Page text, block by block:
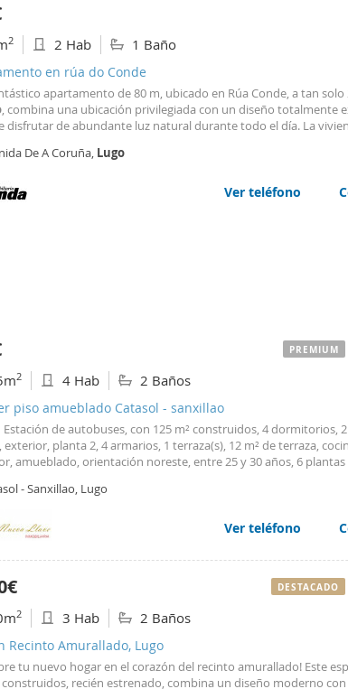
2 2 Hab 1 Baño
en rúa do Conde
apartamento de 80 m, ubicado en Rúa Conde, a tan
, combina una ubicación privilegiada con un diseño totalmente
disfrutar de abundante luz natural durante todo el día. La
uno equipado con ducha
De A Coruña, Lugo
Ver teléfono
2 4 Hab 2 Baños
piso amueblado Catasol - sanxillao
Estación de autobuses, con 125 m² construidos, 4 dormitorios,
exterior, planta 2, 4 armarios, 1 terraza(s), 12 m² de terraza,
amueblado, orientación noreste, entre 25 y 30 años, 6
alta suministros realizada, suelo de gres.
2025-2026. Se alquila amplio piso en Zona estación
que se distribuyen en Hall de entrada principal , sala,
de estudio , cocina equipada , dos cuartos de baño completos ,
tendal , terraza de 12 m2, calefacción y agua caliente de gas
Se encuentra a 5 minutos andando de magisterio ,
900.€ comunidad incluida . Se solicitan garantías.
- Sanxillao, Lugo
Ver teléfono
PREMIUM
2 3 Hab 2 Baños
Recinto Amurallado, Lugo
tu nuevo hogar en el corazón del recinto amurallado! Este
construidos, recién estrenado, combina un diseño moderno
DESTACADO